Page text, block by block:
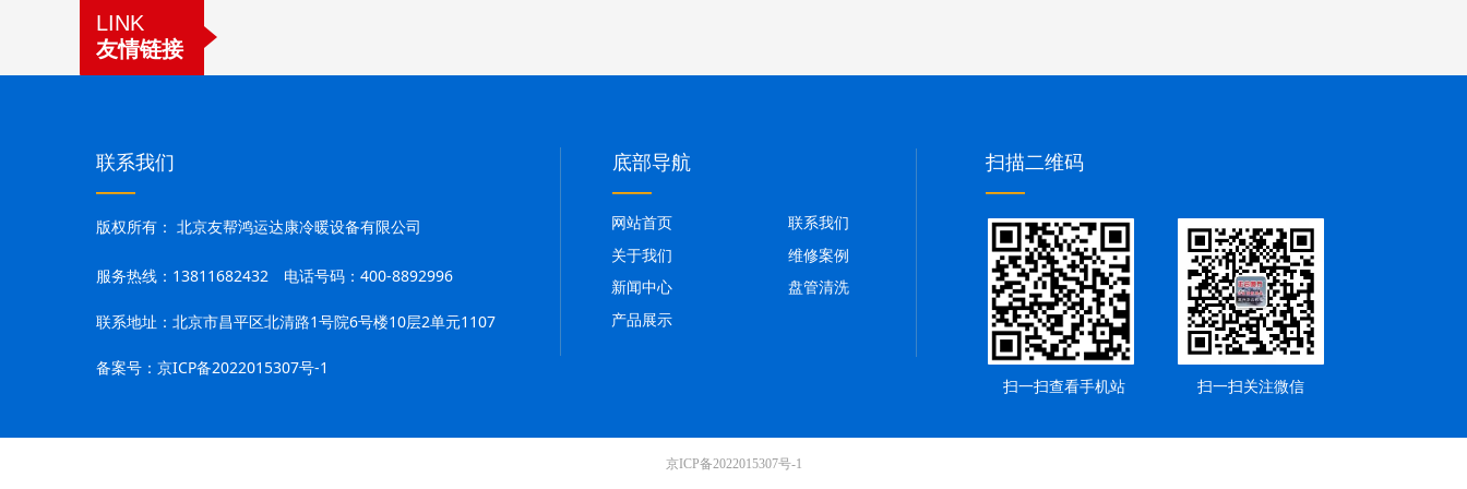
LINK
友情链接
联系我们
——
版权所有： 北京友帮鸿运达康冷暖设备有限公司
服务热线：13811682432 电话号码：400-8892996
联系地址：北京市昌平区北清路1号院6号楼10层2单元1107
备案号： 京ICP备2022015307号-1
底部导航
——
网站首页
关于我们
新闻中心
产品展示
联系我们
维修案例
盘管清洗
扫描二维码
——
扫一扫查看手机站 扫一扫关注微信
京ICP备2022015307号-1